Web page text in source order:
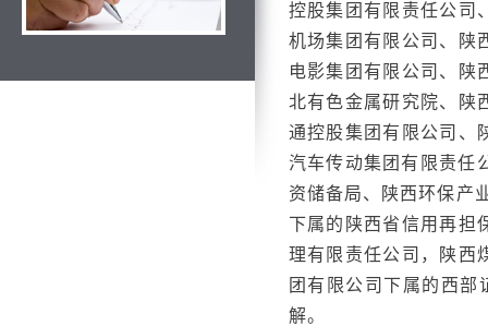
控股集团有限责任公司
机场集团有限公司、陕
电影集团有限公司、陕
北有色金属研究院、陕
通控股集团有限公司、
汽车传动集团有限责任
资储备局、陕西环保产
下属的陕西省信用再担
理有限责任公司，陕西
团有限公司下属的西
解。